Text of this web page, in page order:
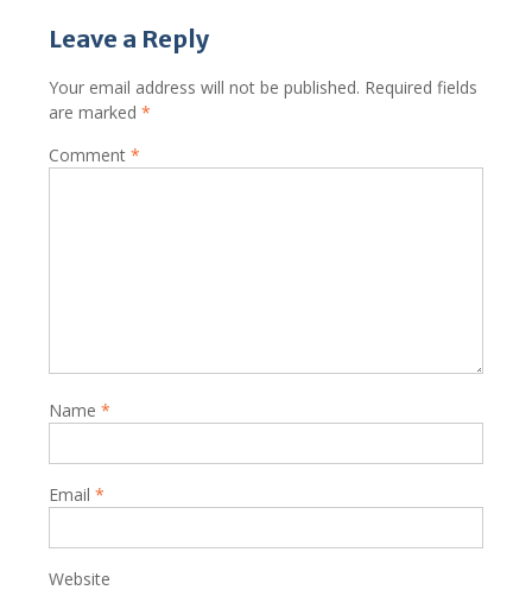
Leave a Reply
Your email address will not be published. Required fields
are marked *
Comment *
Name *
Email *
Website